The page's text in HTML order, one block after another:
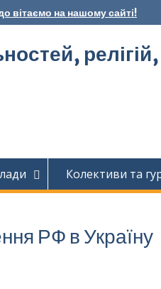
вітаємо на нашому сайті!
Колективи та
РФ в Україну